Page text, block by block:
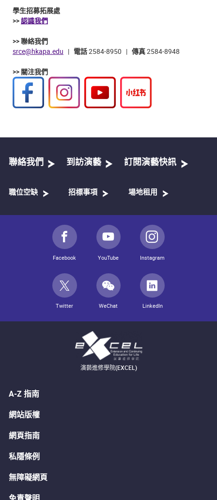
學生招募拓展處
>>認識我們
>> 聯絡我們
srce@hkapa.edu | 電話2584-8950 | 傳真2584-8948
>> 關注我們
聯絡我們 到訪演藝 訂閱演藝快訊
職位空缺 招標事項 場地租用
Facebook YouTube Instagram
Twitter WeChat LinkedIn
演藝進修學院(EXCEL)
A-Z 指南
網站版權
網頁指南
私隱條例
無障礙網頁